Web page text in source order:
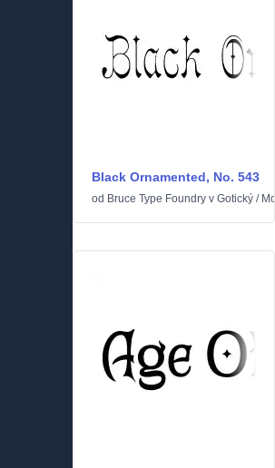
Black Ornamented, No. 543
od Bruce Type Foundry v Gotický /